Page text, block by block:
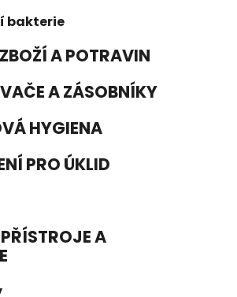
bakterie
A POTRAVIN
A ZÁSOBNÍKY
HYGIENA
PRO ÚKLID
A